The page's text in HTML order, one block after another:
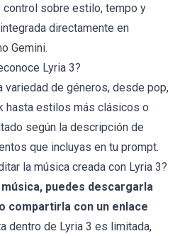
sobre estilo, tempo y
directamente en
Gemini.
Lyria 3?
variedad de géneros, desde pop,
hasta estilos más clásicos o
según la descripción de
que incluyas en tu prompt.
la música creada con Lyria 3?
puedes descargarla
compartirla con un enlace
dentro de Lyria 3 es limitada,